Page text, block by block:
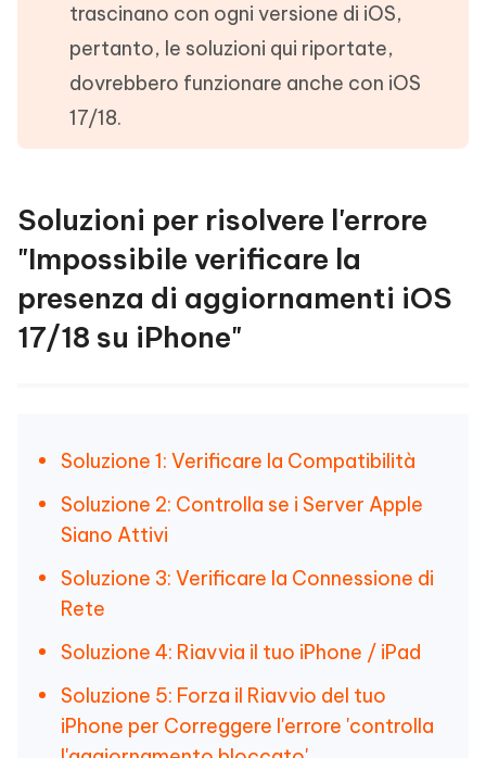
trascinano con ogni versione di iOS,
pertanto, le soluzioni qui riportate,
dovrebbero funzionare anche con iOS
17/18.
Soluzioni per risolvere l'errore
"Impossibile verificare la
presenza di aggiornamenti iOS
17/18 su iPhone"
Soluzione 1: Verificare la Compatibilità
Soluzione 2: Controlla se i Server Apple
Siano Attivi
Soluzione 3: Verificare la Connessione di
Rete
Soluzione 4: Riavvia il tuo iPhone / iPad
Soluzione 5: Forza il Riavvio del tuo
iPhone per Correggere l'errore 'controlla